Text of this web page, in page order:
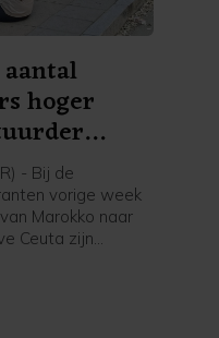
hoger
- Bij de
vorige week
Marokko naar
Ceuta zijn